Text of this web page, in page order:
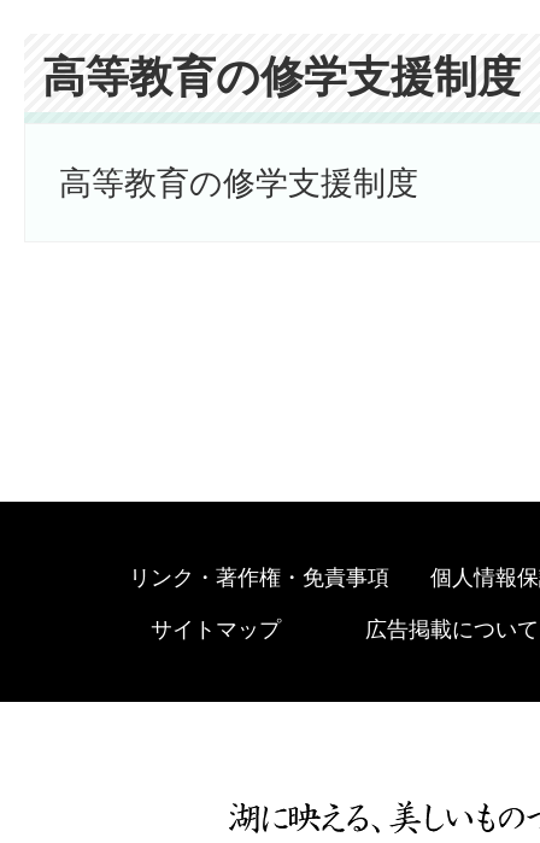
高等教育の修学支援制度
高等教育の修学支援制度
リンク・著作権・免責事項 個人情報
サイトマップ 広告掲載について